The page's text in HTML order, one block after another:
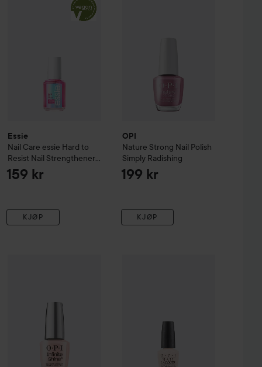
Essie
Nail Care essie Hard to
Resist Nail Strengthener
Sheer Pink
159 kr
KJØP
OPI
Nature Strong Nail Polish
Simply Radishing
199 kr
KJØP